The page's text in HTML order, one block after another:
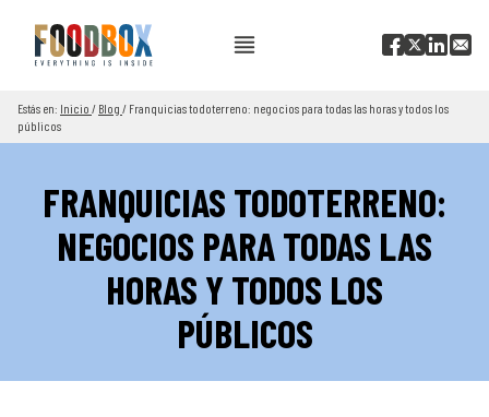
Estás en: Inicio / Blog / Franquicias todoterreno: negocios para todas las horas y todos los
públicos
FRANQUICIAS TODOTERRENO:
NEGOCIOS PARA TODAS LAS
HORAS Y TODOS LOS
PÚBLICOS